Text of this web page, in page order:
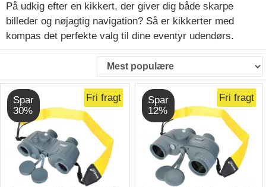
På udkig efter en kikkert, der giver dig både skarpe
billeder og nøjagtig navigation? Så er kikkerter med
kompas det perfekte valg til dine eventyr udendørs.
Spar
30%
Fri fragt
Spar
12%
Fri fragt